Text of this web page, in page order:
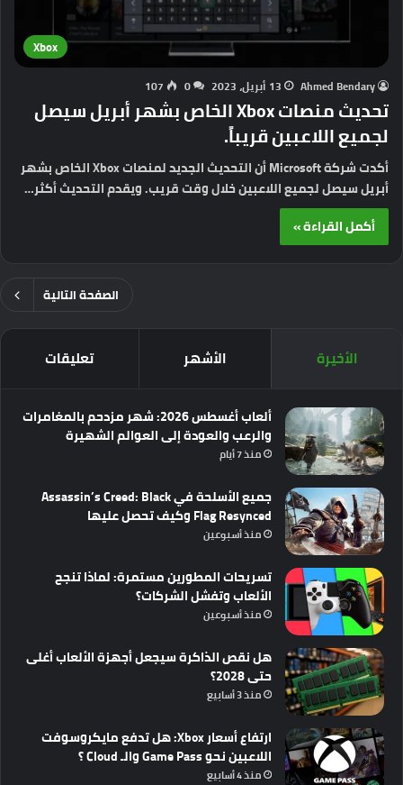
Xbox
Ahmed Bendary 13 أبريل، 2023 0
107
تحديث منصات Xbox الخاص بشهر أبريل سيصل
لجميع اللاعبين قريباً.
أكدت شركة Microsoft أن التحديث الجديد لمنصات Xbox الخاص بشهر
أبريل سيصل لجميع اللاعبين خلال وقت قريب. ويقدم التحديث أكثر…
أكمل القراءة »
الصفحة التالية
الأخيرة الأشهر تعليقات
ألعاب أغسطس 2026: شهر مزدحم بالمغامرات
والرعب والعودة إلى العوالم الشهيرة
منذ 7 أيام
جميع الأسلحة في Assassin’s Creed: Black
Flag Resynced وكيف تحصل عليها
منذ أسبوعين
تسريحات المطورين مستمرة: لماذا تنجح
الألعاب وتفشل الشركات؟
منذ أسبوعين
هل نقص الذاكرة سيجعل أجهزة الألعاب أغلى
حتى 2028؟
منذ 3 أسابيع
ارتفاع أسعار Xbox: هل تدفع مايكروسوفت
اللاعبين نحو Game Pass والـ Cloud ؟
منذ 4 أسابيع